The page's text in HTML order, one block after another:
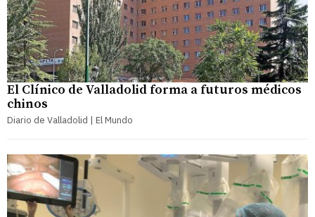
El Clínico de Valladolid forma a futuros médicos
chinos
Diario de Valladolid | El Mundo